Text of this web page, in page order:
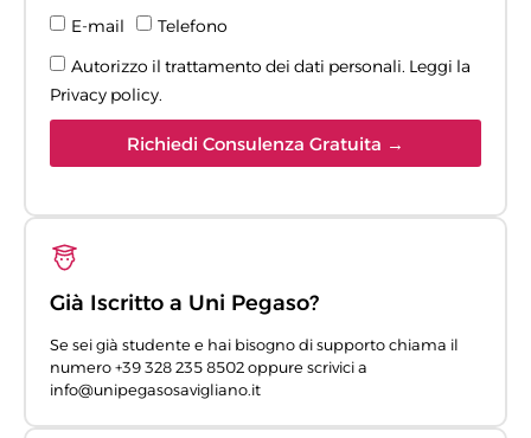
E-mail
Telefono
Autorizzo il trattamento dei dati personali. Leggi la
Privacy policy.
Richiedi Consulenza Gratuita →
Già Iscritto a Uni Pegaso?
Se sei già studente e hai bisogno di supporto chiama il
numero +39 328 235 8502 oppure scrivici a
info@unipegasosavigliano.it